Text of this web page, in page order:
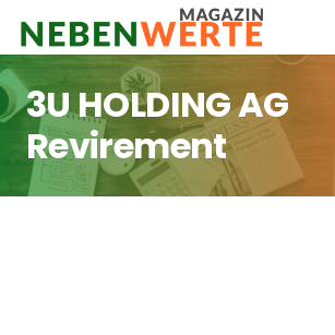
3U HOLDING AG
Revirement